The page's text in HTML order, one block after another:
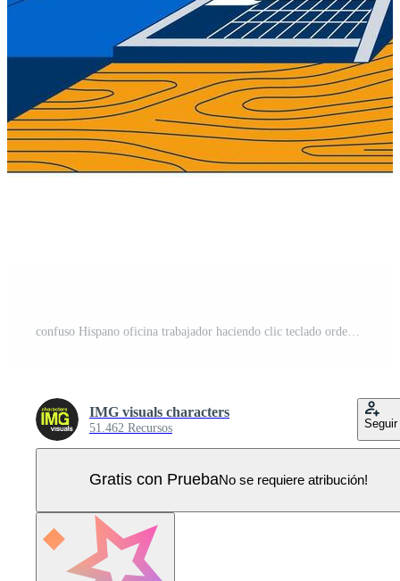
IMG visuals characters
51.462 Recursos Seguir
Gratis con PruebaNo se requiere atribución!